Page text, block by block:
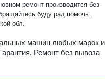
без
обл.
машин любых марок и
Ремонт без вывоза